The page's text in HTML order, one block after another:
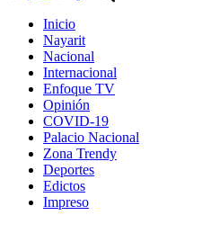
Inicio
Nayarit
Nacional
Internacional
Enfoque TV
Opinión
COVID-19
Palacio Nacional
Zona Trendy
Deportes
Edictos
Impreso